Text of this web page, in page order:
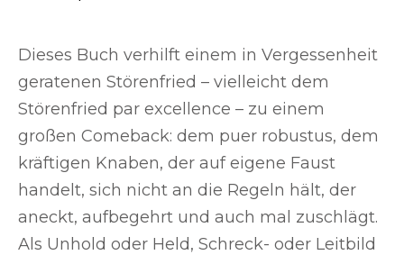
Dieses Buch verhilft einem in Vergessenheit
geratenen Störenfried – vielleicht dem
Störenfried par excellence – zu einem
großen Comeback: dem puer robustus, dem
kräftigen Knaben, der auf eigene Faust
handelt, sich nicht an die Regeln hält, der
aneckt, aufbegehrt und auch mal zuschlägt.
Als Unhold oder Held, Schreck- oder Leitbild